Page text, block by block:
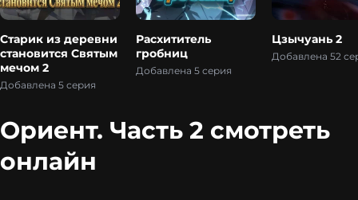
Старик из деревни
становится Святым
мечом 2
Добавлена 5 серия
Расхититель
гробниц
Добавлена 5 серия
Цзычуань 2
Добавлена 52
Ориент. Часть 2 смотреть
онлайн